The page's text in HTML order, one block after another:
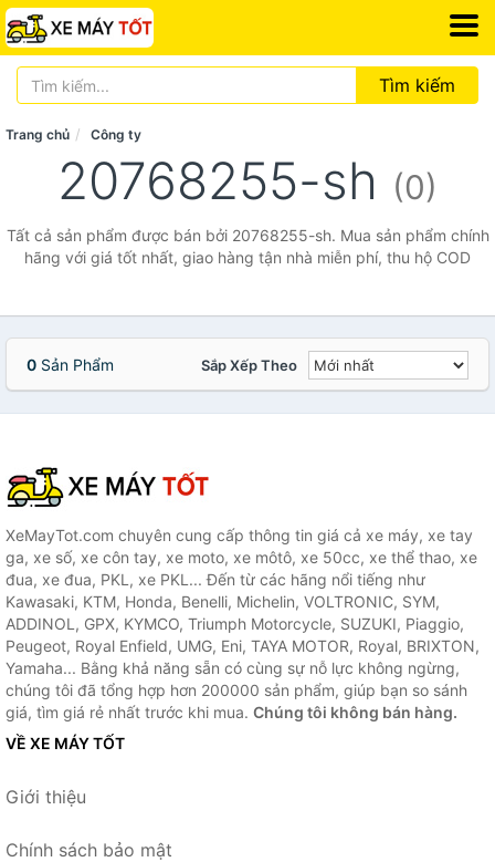
Tìm kiếm
Trang chủ Công ty
20768255-sh (0)
Tất cả sản phẩm được bán bởi 20768255-sh. Mua sản phẩm chính
hãng với giá tốt nhất, giao hàng tận nhà miễn phí, thu hộ COD
0 Sản Phẩm Sắp Xếp Theo
XeMayTot.com chuyên cung cấp thông tin giá cả xe máy, xe tay
ga, xe số, xe côn tay, xe moto, xe môtô, xe 50cc, xe thể thao, xe
đua, xe đua, PKL, xe PKL... Đến từ các hãng nổi tiếng như
Kawasaki, KTM, Honda, Benelli, Michelin, VOLTRONIC, SYM,
ADDINOL, GPX, KYMCO, Triumph Motorcycle, SUZUKI, Piaggio,
Peugeot, Royal Enfield, UMG, Eni, TAYA MOTOR, Royal, BRIXTON,
Yamaha... Bằng khả năng sẵn có cùng sự nỗ lực không ngừng,
chúng tôi đã tổng hợp hơn 200000 sản phẩm, giúp bạn so sánh
giá, tìm giá rẻ nhất trước khi mua. Chúng tôi không bán hàng.
VỀ XE MÁY TỐT
Giới thiệu
Chính sách bảo mật